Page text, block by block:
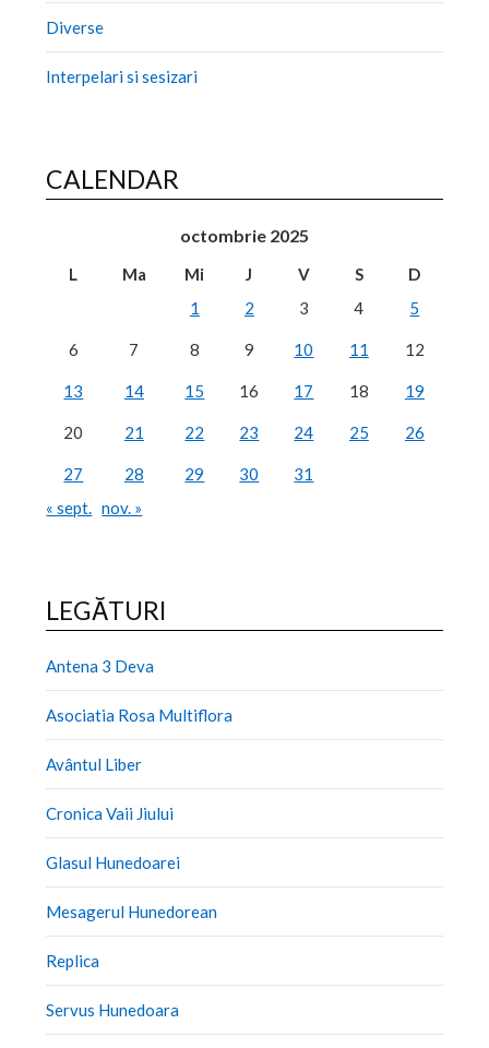
Diverse
Interpelari si sesizari
CALENDAR
octombrie 2025
L Ma Mi J V S
D
1
2 3 4 5
6 7 8 9 10 11 12
13 14 15 16 17 18 19
20 21 22 23 24 25 26
27 28 29 30
31
« sept. nov. »
LEGĂTURI
Antena 3 Deva
Asociatia Rosa Multiflora
Avântul Liber
Cronica Vaii Jiului
Glasul Hunedoarei
Mesagerul Hunedorean
Replica
Servus Hunedoara